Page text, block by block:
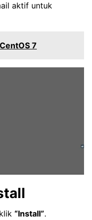
aktif untuk
7
“Install”.